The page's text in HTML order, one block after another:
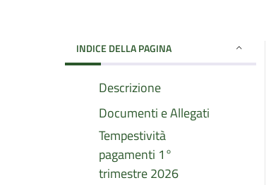
INDICE DELLA PAGINA
Descrizione
Documenti e Allegati
Tempestività
pagamenti 1°
trimestre 2026